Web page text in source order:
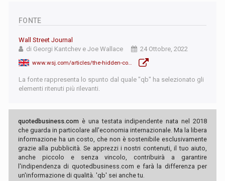
FONTE
Wall Street Journal
di Georgi Kantchev e Joe Wallace
24 Ottobre, 2022
La fonte rappresenta lo spunto dal quale "qb" ha selezionato gli
elementi ritenuti più rilevanti.
quotedbusiness.com è una testata indipendente nata nel 2018
che guarda in particolare all'economia internazionale. Ma la libera
informazione ha un costo, che non è sostenibile esclusivamente
grazie alla pubblicità. Se apprezzi i nostri contenuti, il tuo aiuto,
anche piccolo e senza vincolo, contribuirà a garantire
l'indipendenza di quotedbusiness.com e farà la differenza per
un'informazione di qualità. 'qb' sei anche tu.